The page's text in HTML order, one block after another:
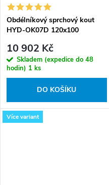
Obdélníkový sprchový kout
HYD-OK07D 120x100
vaničky
10 902 Kč
Skladem (expedice do 48
hodin) 1 ks
DO KOŠÍKU
Více variant